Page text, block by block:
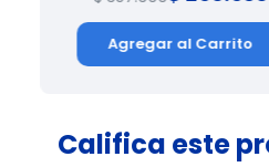
Agregar al Carrito